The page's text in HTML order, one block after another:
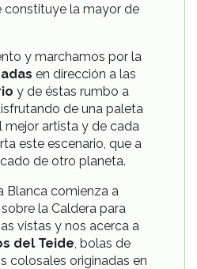
constituye la mayor de
y marchamos por la
en dirección a las
y de éstas rumbo a
de una paleta
artista y de cada
este escenario, que a
de otro planeta.
Blanca comienza a
la Caldera para
vistas y nos acerca a
del Teide , bolas de
colosales originadas en